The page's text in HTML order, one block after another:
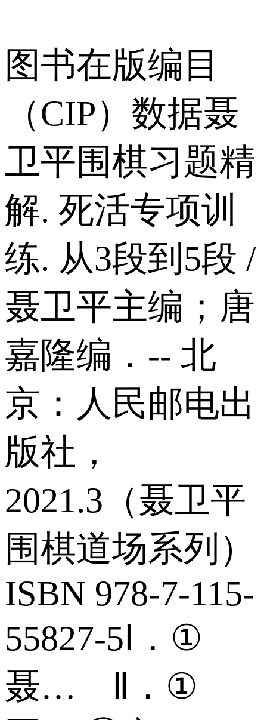
图书在版编目
（CIP）数据聂
卫平围棋习题精
解. 死活专项训
练. 从3段到5段 /
聂卫平主编；唐
嘉隆编．-- 北
京：人民邮电出
版社，
2021.3（聂卫平
围棋道场系列）
ISBN 978-7-115-
55827-5Ⅰ．①
聂… Ⅱ．①